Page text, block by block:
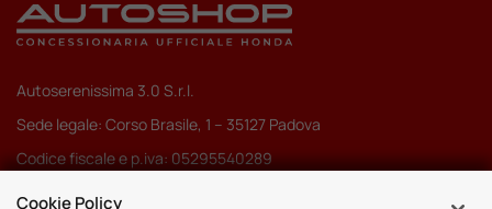
Autoserenissima 3.0 S.r.l.
Sede legale: Corso Brasile, 1 – 35127 Padova
Codice fiscale e p.iva: 05295540289
Pec:autoserenissima3.0srl@legalmail.it
Cookie Policy